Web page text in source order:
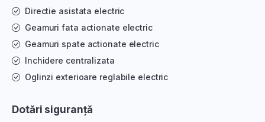
Directie asistata electric
Geamuri fata actionate electric
Geamuri spate actionate electric
Inchidere centralizata
Oglinzi exterioare reglabile electric
Dotări siguranță